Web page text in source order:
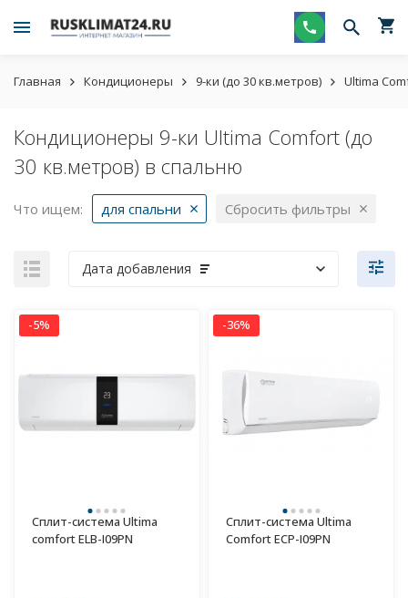
Главная Кондиционеры 9-ки (до 30 кв.метров) Ultima
Кондиционеры 9-ки Ultima Comfort (до
30 кв.метров) в спальню
Что ищем: для спальни Сбросить фильтры
Дата добавления
-5%
Сплит-система Ultima
comfort ELB-I09PN
-36%
Сплит-система Ultima
Comfort ECP-I09PN